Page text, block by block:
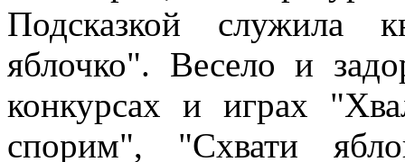
Подсказкой служила
яблочко". Весело и
конкурсах и играх
спорим", "Схвати